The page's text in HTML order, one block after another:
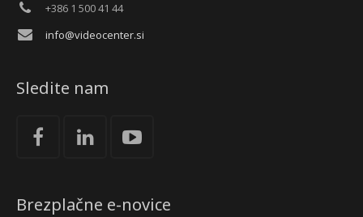
+386 1 500 41 44
info@videocenter.si
Sledite nam
Brezplačne e-novice